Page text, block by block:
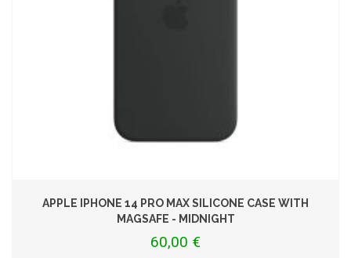
APPLE IPHONE 14 PRO MAX SILICONE CASE WITH
MAGSAFE - MIDNIGHT
60,00 €